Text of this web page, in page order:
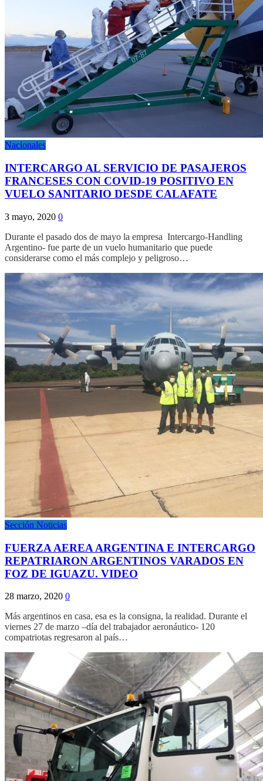
Nacionales
INTERCARGO AL SERVICIO DE PASAJEROS
FRANCESES CON COVID-19 POSITIVO EN
VUELO SANITARIO DESDE CALAFATE
3 mayo, 2020 0
Durante el pasado dos de mayo la empresa Intercargo-Handling
Argentino- fue parte de un vuelo humanitario que puede
considerarse como el más complejo y peligroso…
Sección Noticias
FUERZA AEREA ARGENTINA E INTERCARGO
REPATRIARON ARGENTINOS VARADOS EN
FOZ DE IGUAZU. VIDEO
28 marzo, 2020 0
Más argentinos en casa, esa es la consigna, la realidad. Durante el
viernes 27 de marzo –día del trabajador aeronáutico- 120
compatriotas regresaron al país…